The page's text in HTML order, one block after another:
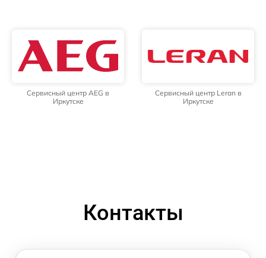
Сервисный центр AEG в
Иркутске
Сервисный центр Leran в
Иркутске
Контакты